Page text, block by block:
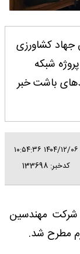
جهاد کشاورزی
شبکه
باشت خبر
۱۴۰۴/۱۲/۰۶ ۱۰:۵۴:۳۶
کدخبر: 133698
مهندسین
مطرح شد.